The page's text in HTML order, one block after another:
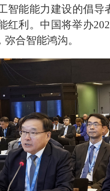
智能能力建设的倡
红利。中国将举办
合智能鸿沟。